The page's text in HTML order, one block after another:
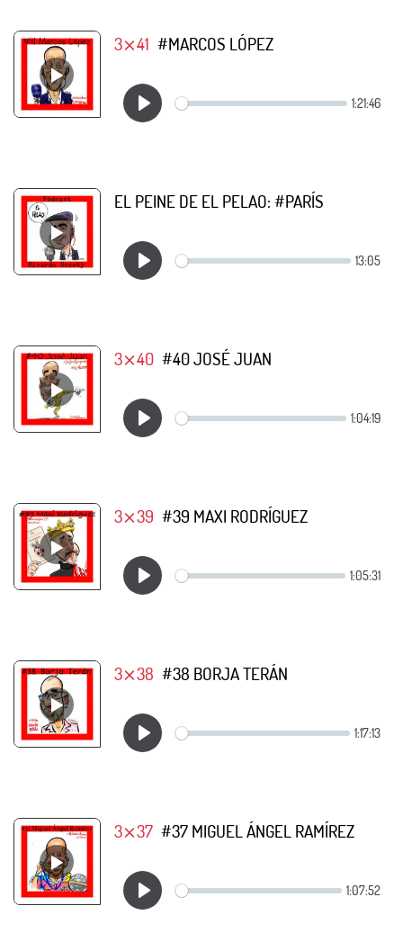
3⨯41 #MARCOS LÓPEZ
EL PEINE DE EL PELAO: #PARÍS
3⨯40 #40 JOSÉ JUAN
3⨯39 #39 MAXI RODRÍGUEZ
3⨯38 #38 BORJA TERÁN
3⨯37 #37 MIGUEL ÁNGEL RAMÍREZ